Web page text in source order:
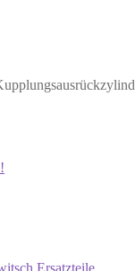
Ersatzteile